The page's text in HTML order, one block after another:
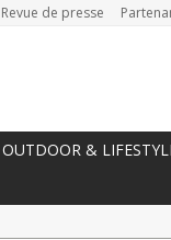
Revue de presse
OUTDOOR &